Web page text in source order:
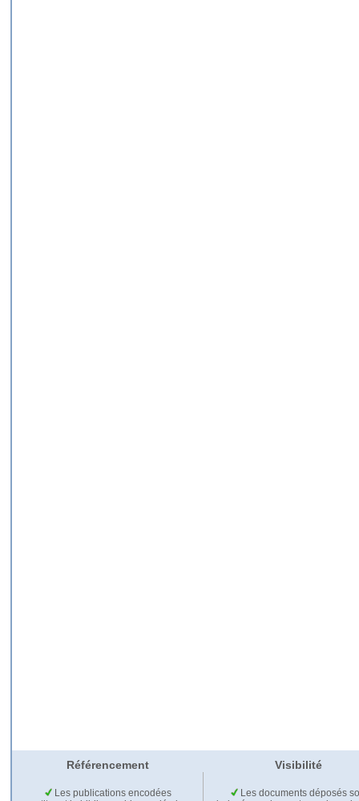
Référencement Visibilité
Les publications encodées
Les documents déposés